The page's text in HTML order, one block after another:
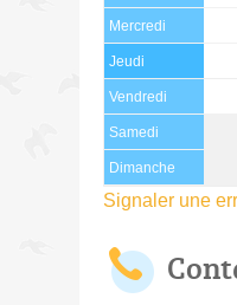
Mercredi
Jeudi
Vendredi
Samedi
Dimanche
Signaler une